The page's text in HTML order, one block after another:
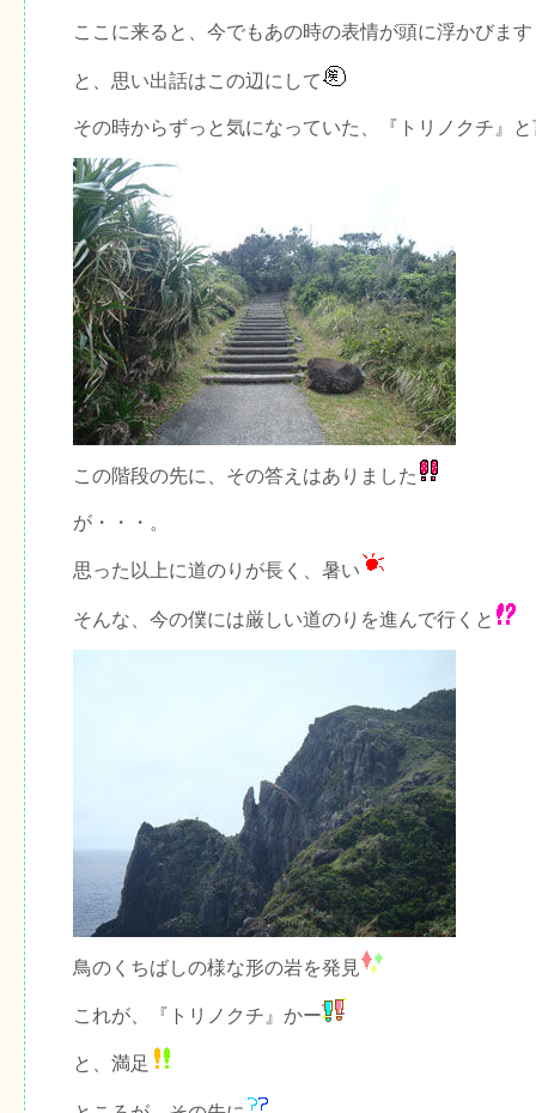
ここに来ると、今でもあの時の表情が頭に浮かびま
と、思い出話はこの辺にして
その時からずっと気になっていた、『トリノクチ』
この階段の先に、その答えはありました
が・・・。
思った以上に道のりが長く、暑い
そんな、今の僕には厳しい道のりを進んで行くと
鳥のくちばしの様な形の岩を発見
これが、『トリノクチ』かー
と、満足